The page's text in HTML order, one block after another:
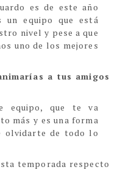
es de este año
un equipo que está
nivel y pese a que
uno de los mejores
a tus amigos
equipo, que te va
más y es una forma
olvidarte de todo lo
temporada respecto